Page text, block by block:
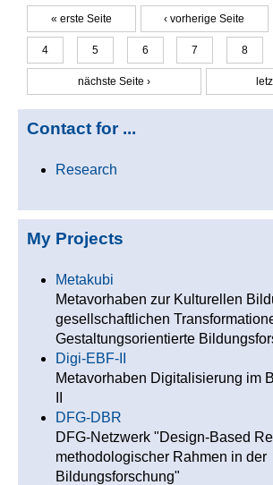
Seiten
« erste Seite ‹ vorherige Seite
4 5 6 7 8
nächste Seite ›
Contact for ...
Research
My Projects
Metakubi
Metavorhaben zur Kulturellen
gesellschaftlichen
Gestaltungsorientierte
Digi-EBF-II
Metavorhaben Digitalisierung im
DFG-DBR
DFG-Netzwerk "Design-Based
methodologischer Rahmen in der
Bildungsforschung"